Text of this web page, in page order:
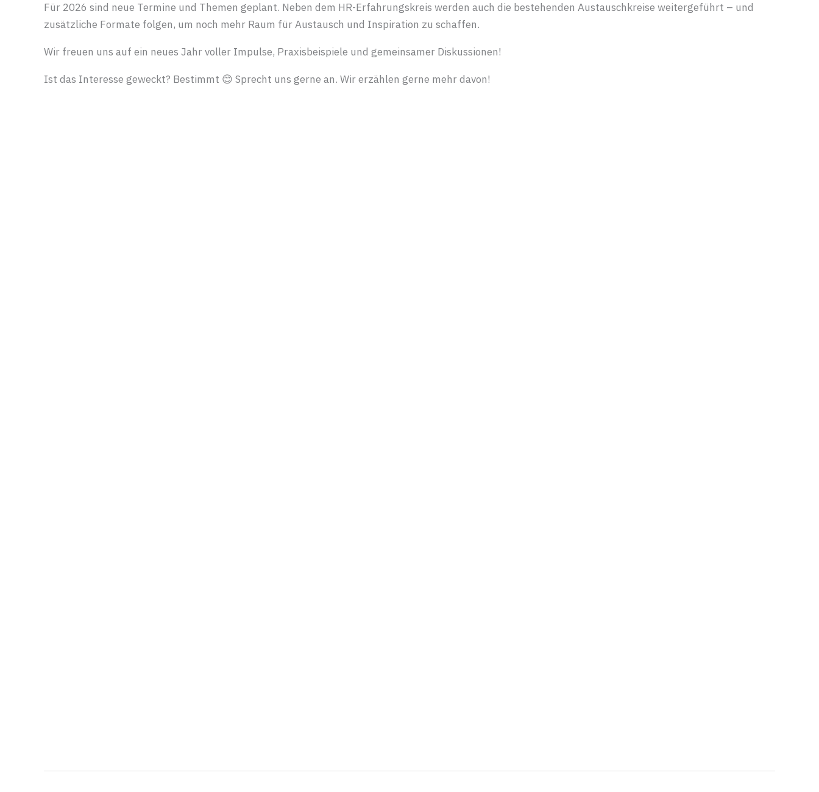
Für 2026 sind neue Termine und Themen geplant. Neben dem HR-Erfahrungskreis werden auch die bestehenden Austauschkreise weitergeführt – und
zusätzliche Formate folgen, um noch mehr Raum für Austausch und Inspiration zu schaffen.
Wir freuen uns auf ein neues Jahr voller Impulse, Praxisbeispiele und gemeinsamer Diskussionen!
Ist das Interesse geweckt? Bestimmt 😊 Sprecht uns gerne an. Wir erzählen gerne mehr davon!